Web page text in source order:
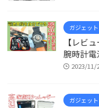
ガジェット
【レビ
腕時計電
2023/11/
ガジェット